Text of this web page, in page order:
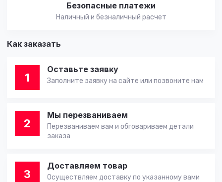
Безопасные платежи
Наличный и безналичный расчет
Как заказать
1
Оставьте заявку
Заполните заявку на сайте или позвоните нам
2
Мы перезваниваем
Перезваниваем вам и обговариваем детали
заказа
3
Доставляем товар
Осуществляем доставку по указанному вами